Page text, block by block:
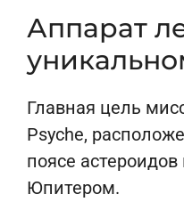
Аппарат
Главная цель
Psyche,
поясе
Юпитером.